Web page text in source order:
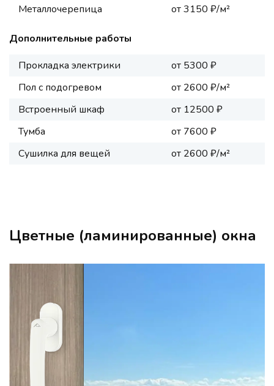
Металлочерепица
от 3150 ₽/м²
Дополнительные работы
Прокладка электрики
от 5300 ₽
Пол с подогревом
от 2600 ₽/м²
Встроенный шкаф
от 12500 ₽
Тумба
от 7600 ₽
Сушилка для вещей
от 2600 ₽/м²
Цветные (ламинированные) окна